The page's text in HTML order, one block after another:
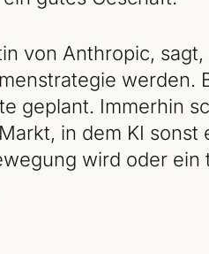
von Anthropic,
werden.
geplant. Immerhin
in dem KI sonst
wird oder